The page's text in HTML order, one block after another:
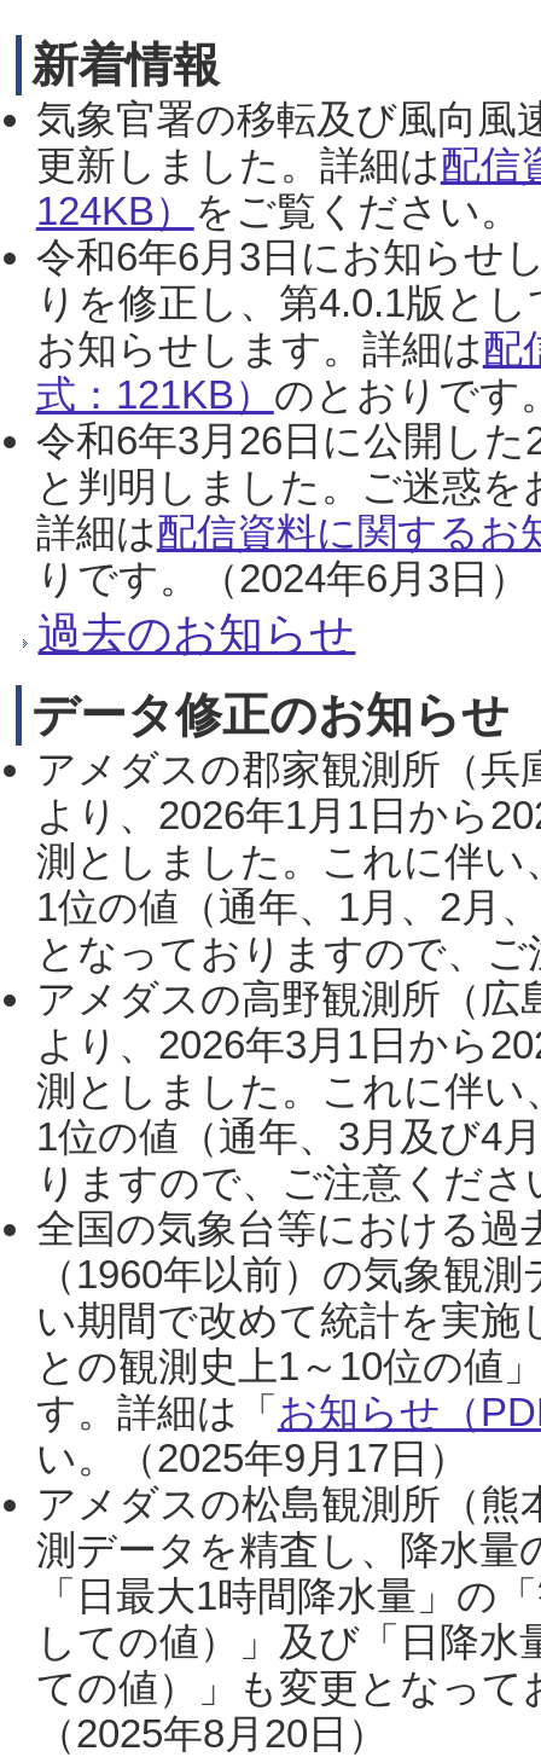
新着情報
気象官署の移転及び風向風
更新しました。詳細は配信
124KB） をご覧ください。
令和6年6月3日にお知らせ
りを修正し、第4.0.1版と
お知らせします。詳細は配
式：121KB） のとおりです
令和6年3月26日に公開し
と判明しました。ご迷惑
詳細は配信資料に関するお
りです。（2024年6月3日）
過去のお知らせ
データ修正のお知らせ
アメダスの郡家観測所（
より、2026年1月1日から
測としました。これに伴い
1位の値（通年、1月、2月
となっておりますので、
アメダスの高野観測所（
より、2026年3月1日から
測としました。これに伴い
1位の値（通年、3月及び4
りますので、ご注意くだ
全国の気象台等における過
（1960年以前）の気象観
い期間で改めて統計を実
との観測史上1～10位の値
す。詳細は「 お知らせ（
い。（2025年9月17日）
アメダスの松島観測所（熊
測データを精査し、降水
「日最大1時間降水量」の
しての値）」及び「日降
ての値）」も変更となっ
（2025年8月20日）